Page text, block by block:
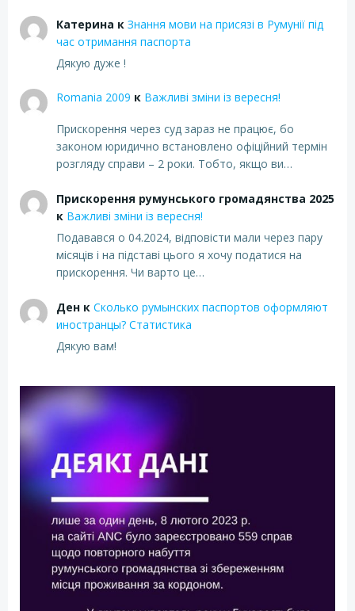
Катерина к Знання мови на присязі в Румунії під
час отримання паспорта
Дякую дуже !
Romania 2009 к Важливі зміни із вересня!
Прискорення через суд зараз не працює, бо
законом юридично встановлено офіційний термін
розгляду справи – 2 роки. Тобто, якщо ви…
Прискорення румунського громадянства 2025
к Важливі зміни із вересня!
Подавався о 04.2024, відповісти мали через пару
місяців і на підставі цього я хочу податися на
прискорення. Чи варто це…
Денк Сколько румынских паспортов оформляют
иностранцы? Статистика
Дякую вам!